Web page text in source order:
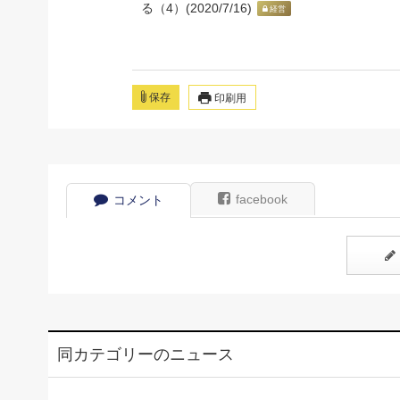
る（4）(2020/7/16)
経営
保存 印刷用
コメント facebook
同カテゴリーのニュース